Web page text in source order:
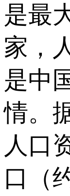
是最
家，
是中
情。
人口
口（